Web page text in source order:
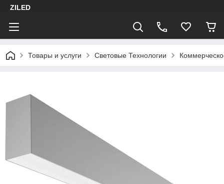
ZILED
Товары и услуги Световые Технологии